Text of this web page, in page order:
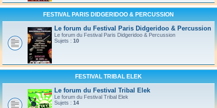
FESTIVAL PARIS DIDGERIDOO & PERCUSSION
Le forum du Festival Paris Didgeridoo & Percussion
Le forum du Festival Paris Didgeridoo & Percussion
Sujets : 10
FESTIVAL TRIBAL ELEK
Le forum du Festival Tribal Elek
Le forum du Festival Tribal Elek
Sujets : 14